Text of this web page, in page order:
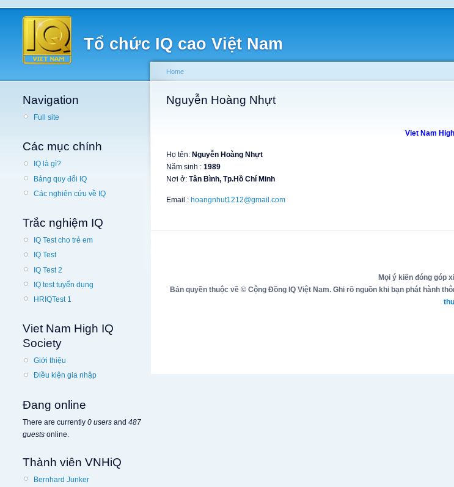
Tổ chức IQ cao Việt Nam
Navigation
Full site
Các mục chính
IQ là gì?
Bảng quy đổi IQ
Các nghiên cứu về IQ
Trắc nghiệm IQ
IQ Test cho trẻ em
IQ Test
IQ Test 2
IQ test tuyển dụng
HRIQTest 1
Viet Nam High IQ
Society
Giới thiệu
Điều kiện gia nhập
Đang online
There are currently 0 users and 487
guests online.
Thành viên VNHiQ
Bernhard Junker
Home
Nguyễn Hoàng Nhựt
Viet Nam
Họ tên: Nguyễn Hoàng Nhựt
Năm sinh : 1989
Nơi ở: Tân Bình, Tp.Hồ Chí Minh
Email : hoangnhut1212@gmail.com
Mọi ý kiến đóng góp
Bản quyền thuộc về © Cộng Đồng IQ Việt Nam. Ghi rõ nguồn khi bạn phát hành